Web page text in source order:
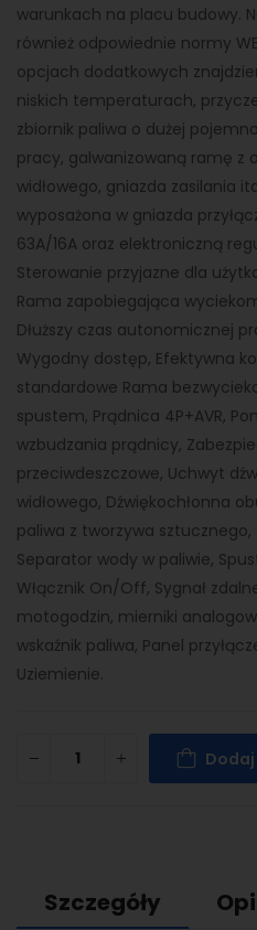
warunkach na placu budowy.
również odpowiednie normy
opcjach dodatkowych
niskich temperaturach,
zbiornik paliwa o dużej
pracy, galwanizowaną ramę z
widłowego, gniazda zasilania
wyposażona w gniazda
63A/16A oraz elektroniczną
Sterowanie przyjazne dla
Rama zapobiegająca
Dłuższy czas autonomicznej
Wygodny dostęp, Efektywna
standardowe Rama
spustem, Prądnica 4P+AVR,
wzbudzania prądnicy,
przeciwdeszczowe, Uchwyt
widłowego, Dźwiękochłonna
paliwa z tworzywa
Separator wody w paliwie,
Włącznik On/Off, Sygnał
motogodzin, mierniki
wskaźnik paliwa, Panel
Uziemienie.
Szczegóły